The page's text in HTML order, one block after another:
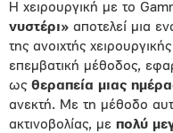
Η χειρουργική με το
νυστέρι» αποτελεί μια
της ανοιχτής
επεμβατική μέθοδος,
ως θεραπεία μιας
ανεκτή. Με τη μέθοδο
ακτινοβολίας, με πολύ